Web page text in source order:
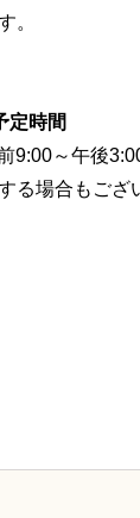
。
定時間
9:00～午後
る場合もござ